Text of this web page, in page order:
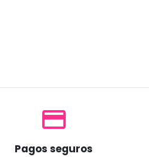
payment
Pagos seguros